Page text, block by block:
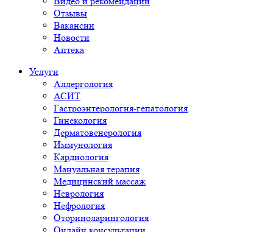
Отзывы
Вакансии
Новости
Аптека
Услуги
Аллергология
АСИТ
Гастроэнтерология-гепатология
Гинекология
Дерматовенерология
Иммунология
Кардиология
Мануальная терапия
Медицинский массаж
Неврология
Нефрология
Оториноларингология